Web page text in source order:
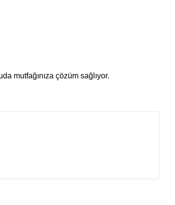
mutfağınıza çözüm sağlıyor.